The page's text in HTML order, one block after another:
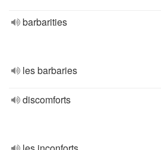
barbarities
les barbaries
discomforts